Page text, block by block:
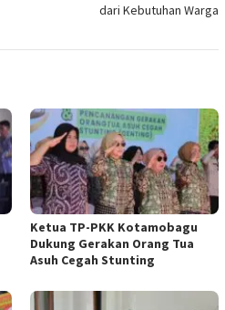
dari Kebutuhan Warga
Ketua TP-PKK Kotamobagu
Dukung Gerakan Orang Tua
Asuh Cegah Stunting